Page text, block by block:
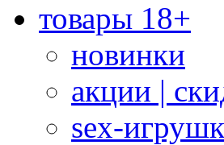
товары 18+
новинки
акции |
sex-